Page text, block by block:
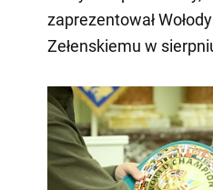
zaprezentował
Zełenskiemu w